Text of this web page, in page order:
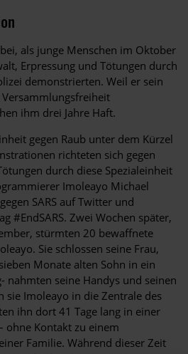
als junge Menschen im Oktober
Erpressung und Tötungen durch
demonstrierten. Weil er sein
ihm drei Jahre Haft.
gegen Raub unter dem Kürzel
richteten sich gegen
durch diese Spezialeinheit
Imoleayo Michael
SARS auf Twitter und
#EndSARS. Zwei Wochen später,
stürmten 20 bewaffnete
Sie schlossen seine Frau,
Monate alten Sohn in ein
nahmten seine Handys und seinen
sie Imoleayo in die Zentrale des
ihn dort 41 Tage lang in einer
ohne Kontakt zu einem
Familie. Während dieser Zeit